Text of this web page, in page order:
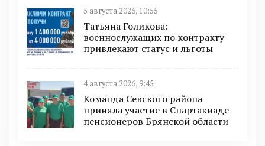
5 августа 2026, 10:55
Татьяна Голикова:
военнослужащих по контракту
привлекают статус и льготы
4 августа 2026, 9:45
Команда Севского района
приняла участие в Спартакиаде
пенсионеров Брянской области